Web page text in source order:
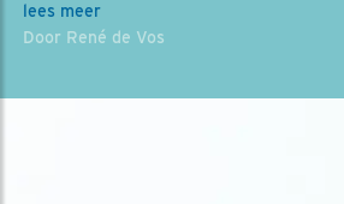
lees meer
Door René de Vos